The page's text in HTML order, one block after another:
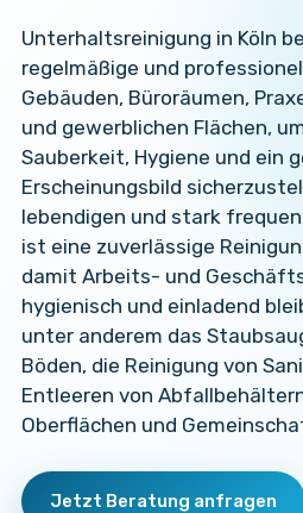
Unterhaltsreinigung in Köln
regelmäßige und
Gebäuden, Büroräumen,
und gewerblichen Flächen,
Sauberkeit, Hygiene und ein
Erscheinungsbild
lebendigen und stark
ist eine zuverlässige
damit Arbeits- und
hygienisch und einladend
unter anderem das
Böden, die Reinigung von
Entleeren von
Oberflächen und
Jetzt Beratung anfragen